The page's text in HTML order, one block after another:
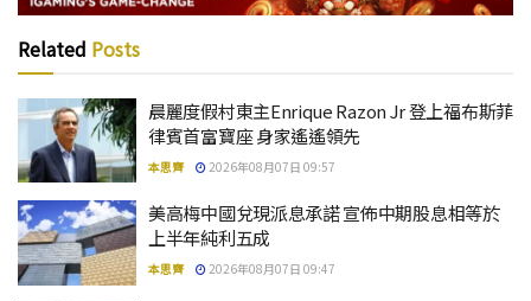
Related Posts
晨麗度假村東主Enrique Razon Jr 登上福布斯菲
律賓首富寶座 身家遙遙領先
本思齊 2026年08月07日 09:57
美高梅中國兌現派息承諾 宣佈中期股息相等於
上半年純利五成
本思齊 2026年08月07日 09:47